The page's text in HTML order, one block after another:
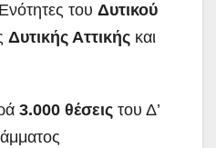
του Δυτικού
Δυτικής Αττικής και
3.000 θέσεις του Δ’